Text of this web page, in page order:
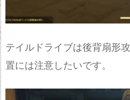
テイルドライブは後背扇形
置には注意したいです。